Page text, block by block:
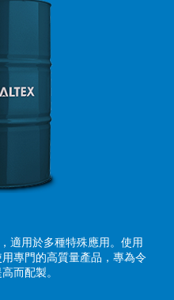
適用於多種特殊應用。使用
專門的高質量產品，專為令
而配製。